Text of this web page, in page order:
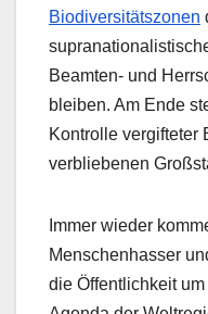
Biodiversitätszonen
Beamten- und
bleiben. Am Ende
Kontrolle vergifteter
verbliebenen
Immer wieder
Menschenhasser
die Öffentlichkeit